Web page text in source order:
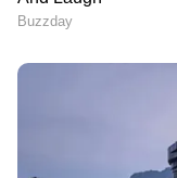
മികച്ച
ടിപ്സുകളും
ദിവസങ്ങളെ